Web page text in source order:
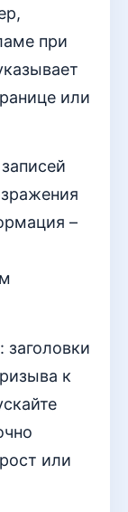
при
или
–
заголовки
к
или